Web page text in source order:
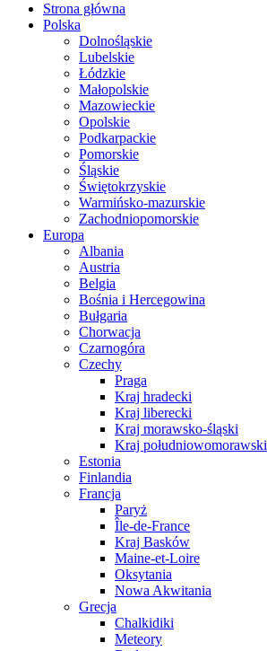
Strona główna
Polska
Dolnośląskie
Lubelskie
Łódzkie
Małopolskie
Mazowieckie
Opolskie
Podkarpackie
Pomorskie
Śląskie
Świętokrzyskie
Warmińsko-mazurskie
Zachodniopomorskie
Europa
Albania
Austria
Belgia
Bośnia i Hercegowina
Bułgaria
Chorwacja
Czarnogóra
Czechy
Praga
Kraj hradecki
Kraj liberecki
Kraj morawsko-śląski
Kraj południowomorawski
Estonia
Finlandia
Francja
Paryż
Île-de-France
Kraj Basków
Maine-et-Loire
Oksytania
Nowa Akwitania
Grecja
Chalkidiki
Meteory